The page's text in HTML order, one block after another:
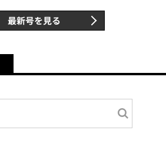
最新号を見る